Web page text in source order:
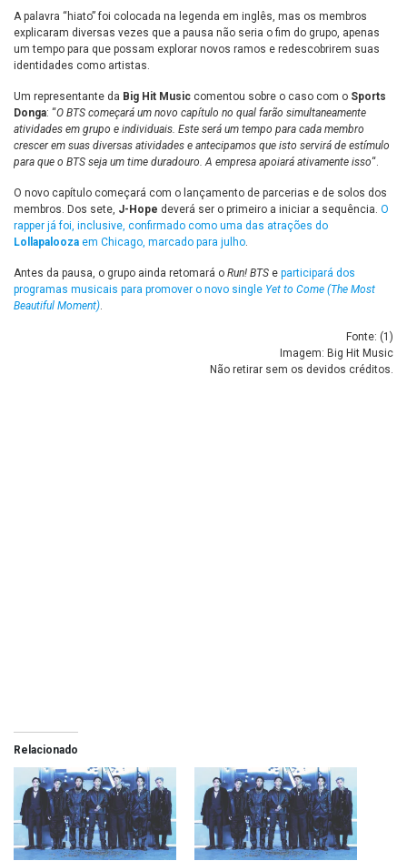
A palavra “hiato” foi colocada na legenda em inglês, mas os membros
explicaram diversas vezes que a pausa não seria o fim do grupo, apenas
um tempo para que possam explorar novos ramos e redescobrirem suas
identidades como artistas.
Um representante da Big Hit Music comentou sobre o caso com o Sports
Donga: “O BTS começará um novo capítulo no qual farão simultaneamente
atividades em grupo e individuais. Este será um tempo para cada membro
crescer em suas diversas atividades e antecipamos que isto servirá de estímulo
para que o BTS seja um time duradouro. A empresa apoiará ativamente isso“.
O novo capítulo começará com o lançamento de parcerias e de solos dos
membros. Dos sete, J-Hope deverá ser o primeiro a iniciar a sequência. O
rapper já foi, inclusive, confirmado como uma das atrações do
Lollapalooza em Chicago, marcado para julho.
Antes da pausa, o grupo ainda retomará o Run! BTS e participará dos
programas musicais para promover o novo single Yet to Come (The Most
Beautiful Moment).
Fonte: (1 )
Imagem: Big Hit Music
Não retirar sem os devidos créditos.
Relacionado